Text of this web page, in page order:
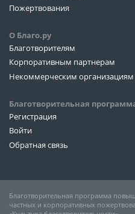
Пожертвования
О Благо.ру
Благотворителям
Корпоративным партнерам
Некоммерческим организациям
Благотворительная
Регистрация
Войти
Обратная связь
Благотворительная программа
частных и корпоративных